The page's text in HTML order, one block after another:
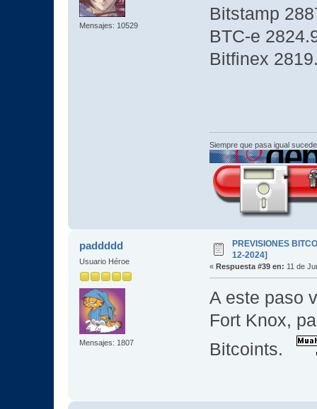
Mensajes: 10529
Bitstamp
BTC-e
Bitfinex
Siempre que pasa igual
paddddd
Usuario Héroe
Mensajes: 1807
PREVISIONES
12-2024]
« Respuesta #39 en: 11 de
A este paso
Fort Knox,
Bitcoints.